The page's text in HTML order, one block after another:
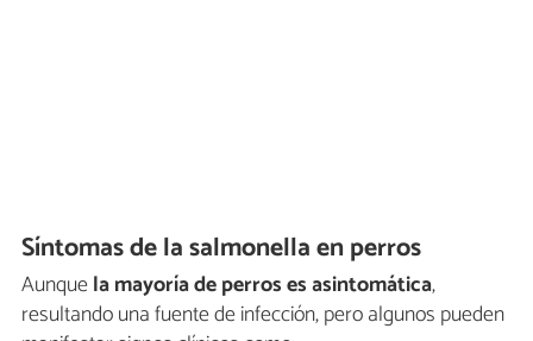
Síntomas de la salmonella en perros
Aunquela mayoría de perros es asintomática,
resultando una fuente de infección, pero algunos pueden